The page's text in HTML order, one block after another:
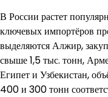
В России растет
ключевых импортёров
выделяются Алжир,
свыше 1,5 тыс. тонн,
Египет и Узбекистан,
400 и 300 тонн